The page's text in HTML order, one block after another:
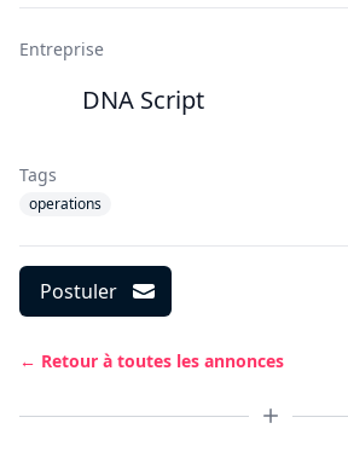
Entreprise
DNA Script
Tags
operations
Postuler
← Retour à toutes les annonces